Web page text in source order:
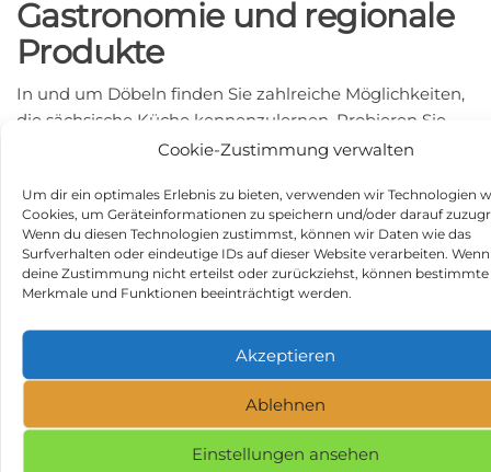
Cookie-Zustimmung verwalten
Um dir ein optimales Erlebnis zu bieten, verwenden wir Technologien
Cookies, um Geräteinformationen zu speichern und/oder darauf
Wenn du diesen Technologien zustimmst, können wir Daten wie das
Surfverhalten oder eindeutige IDs auf dieser Website verarbeiten.
deine Zustimmung nicht erteilst oder zurückziehst, können bestimmte
Merkmale und Funktionen beeinträchtigt werden.
Akzeptieren
Ablehnen
Einstellungen ansehen
Gastronomie und regionale
Produkte
In und um Döbeln finden Sie zahlreiche Möglichkeiten,
die sächsische Küche kennenzulernen. Probieren Sie
doch mal einen Eierschecke, einen echten sächsischen
Pfefferkuchen. Viele Restaurants und Cafés in der
Region bieten regionale Spezialitäten an und auf den
Märkten der Region können Sie typische Produkte wie
Obst, Gemüse und Käse direkt vom Erzeuger kaufen.
Vielzahl von Ausflugszielen, kulturellen
Sehenswürdigkeiten und kulinarischen Erfahrungen,
die jeden Campingurlaub im Wohnmobil bereichern.
Beitragsnavigation
Vorheriger
ZURÜCK
WEITER
Was tun in 77974